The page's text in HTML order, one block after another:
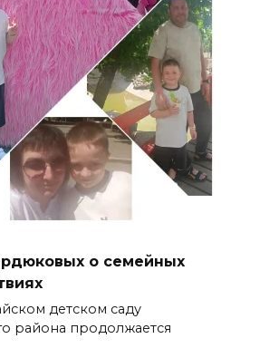
о семейных
детском саду
района продолжается